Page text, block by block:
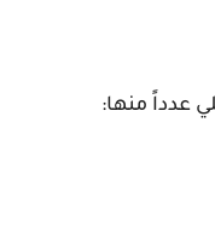
عدداً منها: